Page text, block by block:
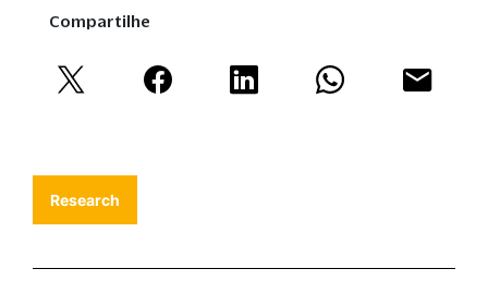
Compartilhe
Research